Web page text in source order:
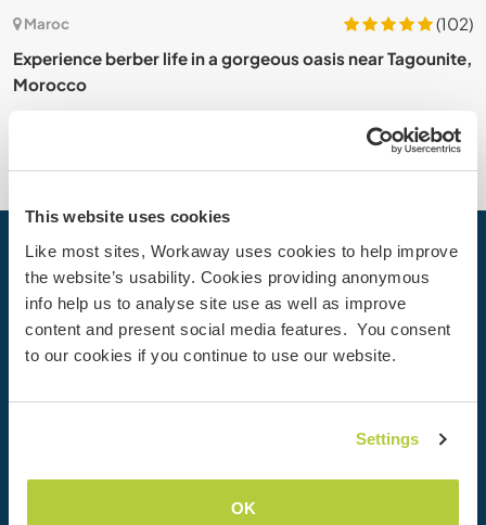
This website uses cookies
Like most sites, Workaway uses cookies to help improve
the website’s usability. Cookies providing anonymous
info help us to analyse site use as well as improve
content and present social media features. You consent
to our cookies if you continue to use our website.
Settings
OK
Maroc
(102)
Experience berber life in a gorgeous oasis near Tagounite,
Morocco
Votre prochaine aventure commence
aujourd’hui
Rejoignez dès aujourd’hui la communauté Workaway et
vivez des expériences de voyage uniques, avec plus de 50